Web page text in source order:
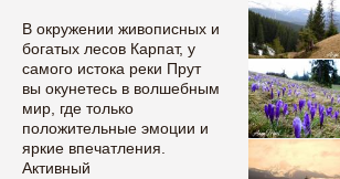
В окружении живописных и
богатых лесов Карпат, у
самого истока реки Прут
вы окунетесь в волшебным
мир, где только
положительные эмоции и
яркие впечатления.
Активный